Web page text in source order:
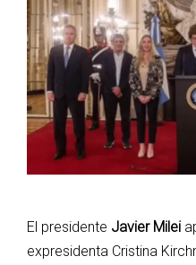
El presidente Javier Milei
expresidenta Cristina